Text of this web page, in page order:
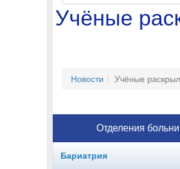
Учёные
Новости Учёные
Отделения
Бариатрия